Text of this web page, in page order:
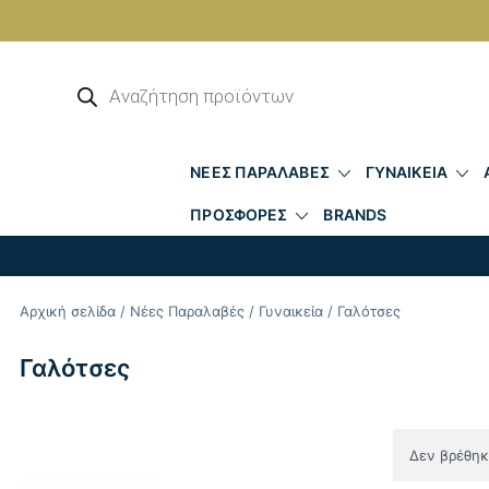
προϊόντων
ΝΕΕΣ ΠΑΡΑΛΑΒΕΣ ΓΥΝΑΙΚΕΙΑ
ΠΡΟΣΦΟΡΕΣ BRANDS
Αρχική σελίδα / Νέες Παραλαβές / Γυναικεία / Γαλότσες
Γαλότσες
Δεν